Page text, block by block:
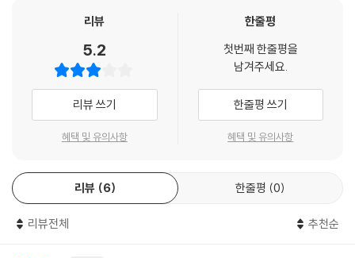
리뷰
5.2
리뷰 쓰기
혜택 및 유의사항
한줄평
첫번째 한줄평을
남겨주세요.
한줄평 쓰기
혜택 및 유의사항
리뷰 6 한줄평 0
리뷰전체 추천순